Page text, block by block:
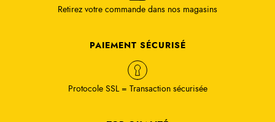
Retirez votre commande dans nos magasins
PAIEMENT SÉCURISÉ
Protocole SSL = Transaction sécurisée